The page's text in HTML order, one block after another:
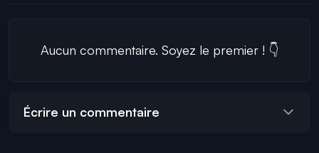
Aucun commentaire. Soyez le premier ! 👇
Écrire un commentaire